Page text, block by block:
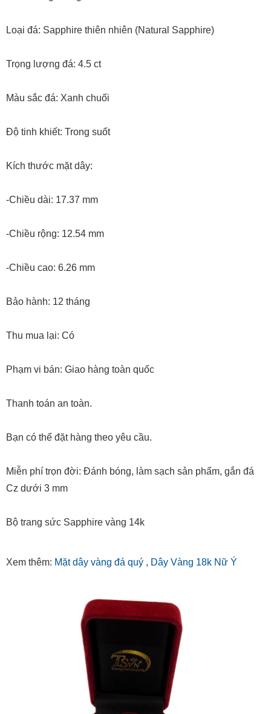
Loại đá: Sapphire thiên nhiên (Natural Sapphire)
Trọng lượng đá: 4.5 ct
Màu sắc đá: Xanh chuối
Độ tinh khiết: Trong suốt
Kích thước mặt dây:
-Chiều dài: 17.37 mm
-Chiều rộng: 12.54 mm
-Chiều cao: 6.26 mm
Bảo hành: 12 tháng
Thu mua lại: Có
Phạm vi bán: Giao hàng toàn quốc
Thanh toán an toàn.
Bạn có thể đặt hàng theo yêu cầu.
Miễn phí trọn đời: Đánh bóng, làm sạch sản phẩm, gắn đá
Cz dưới 3 mm
Bộ trang sức Sapphire vàng 14k
Xem thêm: Mặt dây vàng đá quý , Dây Vàng 18k Nữ Ý